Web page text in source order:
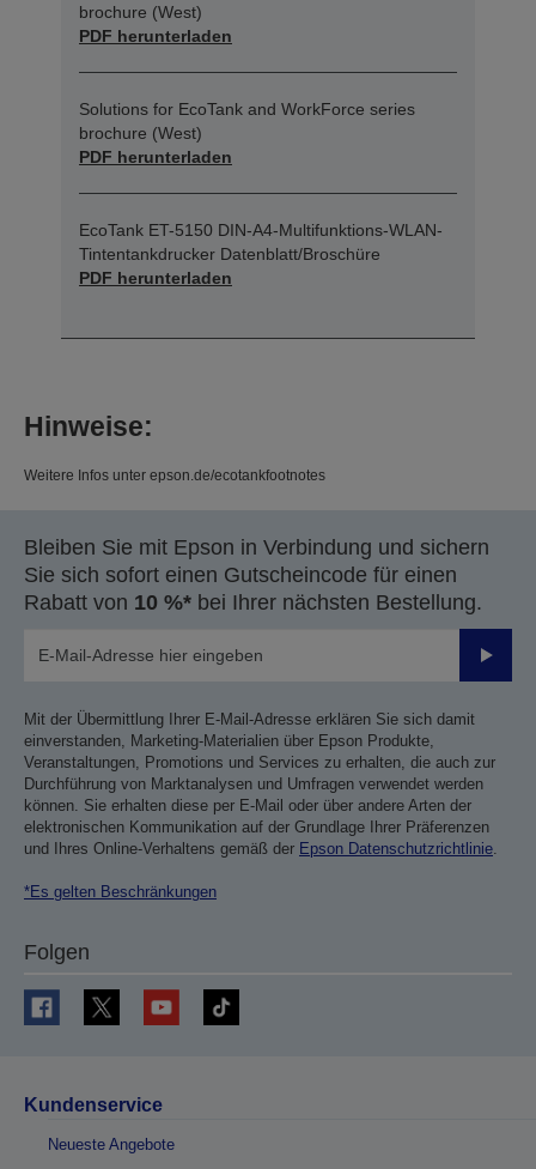
brochure (West)
PDF herunterladen
Solutions for EcoTank and WorkForce series
brochure (West)
PDF herunterladen
EcoTank ET-5150 DIN-A4-Multifunktions-WLAN-
Tintentankdrucker Datenblatt/Broschüre
PDF herunterladen
Hinweise:
Weitere Infos unter epson.de/ecotankfootnotes
Bleiben Sie mit Epson in Verbindung und sichern
Sie sich sofort einen Gutscheincode für einen
Rabatt von 10 %* bei Ihrer nächsten Bestellung.
Mit der Übermittlung Ihrer E-Mail-Adresse erklären Sie sich damit
einverstanden, Marketing-Materialien über Epson Produkte,
Veranstaltungen, Promotions und Services zu erhalten, die auch zur
Durchführung von Marktanalysen und Umfragen verwendet werden
können. Sie erhalten diese per E-Mail oder über andere Arten der
elektronischen Kommunikation auf der Grundlage Ihrer Präferenzen
und Ihres Online-Verhaltens gemäß der Epson Datenschutzrichtlinie
*Es gelten Beschränkungen
Folgen
Kundenservice
Neueste Angebote